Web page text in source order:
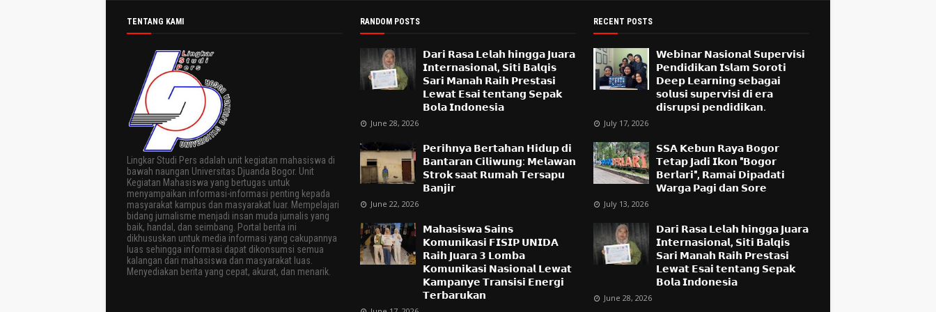
TENTANG KAMI
Lingkar Studi Pers adalah unit kegiatan mahasiswa di
bawah naungan Universitas Djuanda Bogor. Unit
Kegiatan Mahasiswa yang bertugas untuk
menyampaikan informasi-informasi penting kepada
masyarakat kampus dan masyarakat luar. Mempelajari
bidang jurnalisme menjadi insan muda jurnalis yang
baik, handal, dan seimbang. Portal berita ini
dikhususkan untuk media informasi yang cakupannya
luas sehingga informasi dapat dikonsumsi semua
kalangan dari mahasiswa dan masyarakat luas.
Menyediakan berita yang cepat, akurat, dan menarik.
RANDOM POSTS
𝗗𝗮𝗿𝗶 𝗥𝗮𝘀𝗮 𝗟𝗲𝗹𝗮𝗵 𝗵𝗶𝗻𝗴𝗴𝗮 𝗝𝘂𝗮𝗿𝗮
𝗜𝗻𝘁𝗲𝗿𝗻𝗮𝘀𝗶𝗼𝗻𝗮𝗹, 𝗦𝗶𝘁𝗶 𝗕𝗮𝗹𝗾𝗶𝘀
𝗦𝗮𝗿𝗶 𝗠𝗮𝗻𝗮𝗵 𝗥𝗮𝗶𝗵 𝗣𝗿𝗲𝘀𝘁𝗮𝘀𝗶
𝗟𝗲𝘄𝗮𝘁 𝗘𝘀𝗮𝗶 𝘁𝗲𝗻𝘁𝗮𝗻𝗴 𝗦𝗲𝗽𝗮𝗸
𝗕𝗼𝗹𝗮 𝗜𝗻𝗱𝗼𝗻𝗲𝘀𝗶𝗮
June 28, 2026
𝗣𝗲𝗿𝗶𝗵𝗻𝘆𝗮 𝗕𝗲𝗿𝘁𝗮𝗵𝗮𝗻 𝗛𝗶𝗱𝘂𝗽 𝗱𝗶
𝗕𝗮𝗻𝘁𝗮𝗿𝗮𝗻 𝗖𝗶𝗹𝗶𝘄𝘂𝗻𝗴: 𝗠𝗲𝗹𝗮𝘄𝗮𝗻
𝗦𝘁𝗿𝗼𝗸 𝘀𝗮𝗮𝘁 𝗥𝘂𝗺𝗮𝗵 𝗧𝗲𝗿𝘀𝗮𝗽𝘂
𝗕𝗮𝗻𝗷𝗶𝗿
June 22, 2026
𝗠𝗮𝗵𝗮𝘀𝗶𝘀𝘄𝗮 𝗦𝗮𝗶𝗻𝘀
𝗞𝗼𝗺𝘂𝗻𝗶𝗸𝗮𝘀𝗶 𝗙𝗜𝗦𝗜𝗣 𝗨𝗡𝗜𝗗𝗔
𝗥𝗮𝗶𝗵 𝗝𝘂𝗮𝗿𝗮 𝟯 𝗟𝗼𝗺𝗯𝗮
𝗞𝗼𝗺𝘂𝗻𝗶𝗸𝗮𝘀𝗶 𝗡𝗮𝘀𝗶𝗼𝗻𝗮𝗹 𝗟𝗲𝘄𝗮𝘁
𝗞𝗮𝗺𝗽𝗮𝗻𝘆𝗲 𝗧𝗿𝗮𝗻𝘀𝗶𝘀𝗶 𝗘𝗻𝗲𝗿𝗴𝗶
𝗧𝗲𝗿𝗯𝗮𝗿𝘂𝗸𝗮𝗻
RECENT POSTS
𝗪𝗲𝗯𝗶𝗻𝗮𝗿 𝗡𝗮𝘀𝗶𝗼𝗻𝗮𝗹 𝗦𝘂𝗽𝗲𝗿𝘃𝗶𝘀𝗶
𝗣𝗲𝗻𝗱𝗶𝗱𝗶𝗸𝗮𝗻 𝗜𝘀𝗹𝗮𝗺 𝗦𝗼𝗿𝗼𝘁𝗶
𝗗𝗲𝗲𝗽 𝗟𝗲𝗮𝗿𝗻𝗶𝗻𝗴 𝘀𝗲𝗯𝗮𝗴𝗮𝗶
𝘀𝗼𝗹𝘂𝘀𝗶 𝘀𝘂𝗽𝗲𝗿𝘃𝗶𝘀𝗶 𝗱𝗶 𝗲𝗿𝗮
𝗱𝗶𝘀𝗿𝘂𝗽𝘀𝗶 𝗽𝗲𝗻𝗱𝗶𝗱𝗶𝗸𝗮𝗻.
July 17, 2026
𝗦𝗦𝗔 𝗞𝗲𝗯𝘂𝗻 𝗥𝗮𝘆𝗮 𝗕𝗼𝗴𝗼𝗿
𝗧𝗲𝘁𝗮𝗽 𝗝𝗮𝗱𝗶 𝗜𝗸𝗼𝗻 "𝗕𝗼𝗴𝗼𝗿
𝗕𝗲𝗿𝗹𝗮𝗿𝗶", 𝗥𝗮𝗺𝗮𝗶 𝗗𝗶𝗽𝗮𝗱𝗮𝘁𝗶
𝗪𝗮𝗿𝗴𝗮 𝗣𝗮𝗴𝗶 𝗱𝗮𝗻 𝗦𝗼𝗿𝗲
July 13, 2026
𝗗𝗮𝗿𝗶 𝗥𝗮𝘀𝗮 𝗟𝗲𝗹𝗮𝗵 𝗵𝗶𝗻𝗴𝗴𝗮 𝗝𝘂𝗮𝗿𝗮
𝗜𝗻𝘁𝗲𝗿𝗻𝗮𝘀𝗶𝗼𝗻𝗮𝗹, 𝗦𝗶𝘁𝗶 𝗕𝗮𝗹𝗾𝗶𝘀
𝗦𝗮𝗿𝗶 𝗠𝗮𝗻𝗮𝗵 𝗥𝗮𝗶𝗵 𝗣𝗿𝗲𝘀𝘁𝗮𝘀𝗶
𝗟𝗲𝘄𝗮𝘁 𝗘𝘀𝗮𝗶 𝘁𝗲𝗻𝘁𝗮𝗻𝗴 𝗦𝗲𝗽𝗮𝗸
𝗕𝗼𝗹𝗮 𝗜𝗻𝗱𝗼𝗻𝗲𝘀𝗶𝗮
June 28, 2026